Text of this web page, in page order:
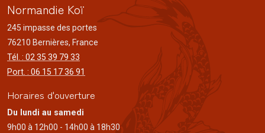
Normandie Koï
245 impasse des portes
76210 Bernières, France
Tél. : 02 35 39 79 33
Port. : 06 15 17 36 91
Horaires d'ouverture
Du lundi au samedi
9h00 à 12h00 - 14h00 à 18h30